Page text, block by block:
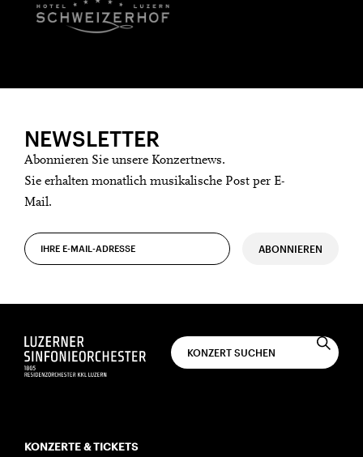
NEWSLETTER
Abonnieren Sie unsere Konzertnews.
Sie erhalten monatlich musikalische Post per E-
Mail.
ABONNIEREN
KONZERTE & TICKETS